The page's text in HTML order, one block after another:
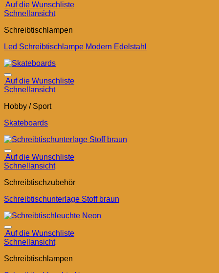
Auf die Wunschliste
Schnellansicht
Schreibtischlampen
Led Schreibtischlampe Modern Edelstahl
Auf die Wunschliste
Schnellansicht
Hobby / Sport
Skateboards
Auf die Wunschliste
Schnellansicht
Schreibtischzubehör
Schreibtischunterlage Stoff braun
Auf die Wunschliste
Schnellansicht
Schreibtischlampen